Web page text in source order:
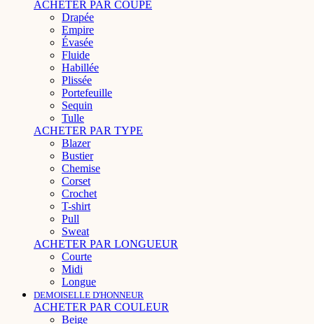
ACHETER PAR COUPE
Drapée
Empire
Évasée
Fluide
Habillée
Plissée
Portefeuille
Sequin
Tulle
ACHETER PAR TYPE
Blazer
Bustier
Chemise
Corset
Crochet
T-shirt
Pull
Sweat
ACHETER PAR LONGUEUR
Courte
Midi
Longue
DEMOISELLE D'HONNEUR
ACHETER PAR COULEUR
Beige